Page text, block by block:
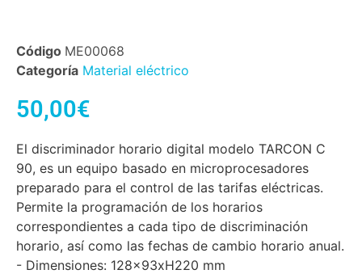
Código ME00068
Categoría Material eléctrico
50,00€
El discriminador horario digital modelo TARCON C
90, es un equipo basado en microprocesadores
preparado para el control de las tarifas eléctricas.
Permite la programación de los horarios
correspondientes a cada tipo de discriminación
horario, así como las fechas de cambio horario anual.
- Dimensiones: 128x93xH220 mm